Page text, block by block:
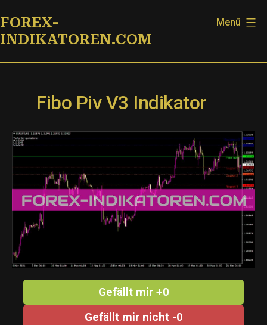
Inhalt
springen
FOREX-
INDIKATOREN.COM
Menü
Fibo Piv V3 Indikator
Gefällt mir +0
Gefällt mir nicht -0